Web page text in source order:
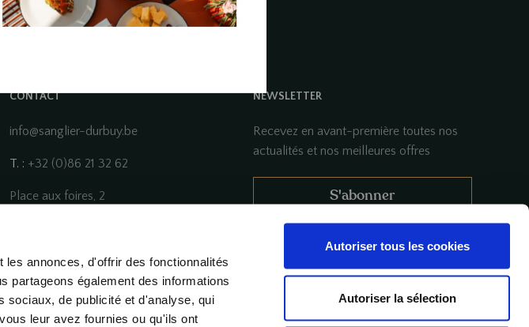
annonces, d'offrir des fonctionnalités
partageons également des informations
sociaux, de publicité et d'analyse, qui
leur avez fournies ou qu'ils ont
Autoriser tous les cookies
Autoriser la sélection
CONTACT
info@sanglier-durbuy.be
T. : +32 (0)86 21 32 62
Place aux foires, 2
sales@sda.be
NEWSLETTER
Recevez en avant-première toutes nos
actualités et nos meilleures offres
S'abonner